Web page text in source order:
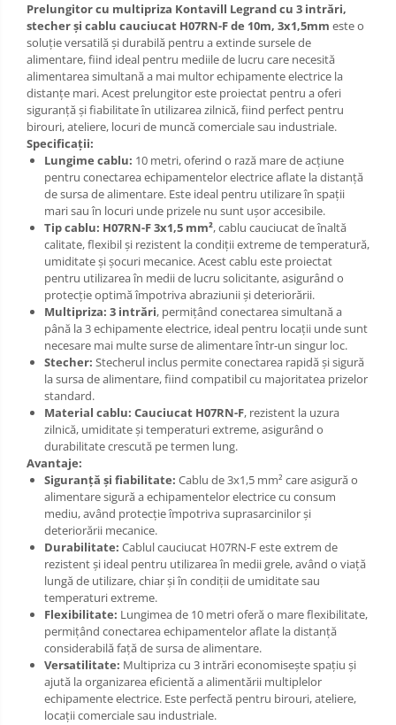
Prelungitor cu multipriza Kontavill Legrand cu 3 intrări,
stecher și cablu cauciucat H07RN-F de 10m, 3x1,5mm este o
soluție versatilă și durabilă pentru a extinde sursele de
alimentare, fiind ideal pentru mediile de lucru care necesită
alimentarea simultană a mai multor echipamente electrice la
distanțe mari. Acest prelungitor este proiectat pentru a oferi
siguranță și fiabilitate în utilizarea zilnică, fiind perfect pentru
birouri, ateliere, locuri de muncă comerciale sau industriale.
Specificații:
Lungime cablu: 10 metri, oferind o rază mare de acțiune
pentru conectarea echipamentelor electrice aflate la distanță
de sursa de alimentare. Este ideal pentru utilizare în spații
mari sau în locuri unde prizele nu sunt ușor accesibile.
Tip cablu: H07RN-F 3x1,5 mm², cablu cauciucat de înaltă
calitate, flexibil și rezistent la condiții extreme de temperatură,
umiditate și șocuri mecanice. Acest cablu este proiectat
pentru utilizarea în medii de lucru solicitante, asigurând o
protecție optimă împotriva abraziunii și deteriorării.
Multipriza: 3 intrări, permițând conectarea simultană a
până la 3 echipamente electrice, ideal pentru locații unde sunt
necesare mai multe surse de alimentare într-un singur loc.
Stecher: Stecherul inclus permite conectarea rapidă și sigură
la sursa de alimentare, fiind compatibil cu majoritatea prizelor
standard.
Material cablu: Cauciucat H07RN-F, rezistent la uzura
zilnică, umiditate și temperaturi extreme, asigurând o
durabilitate crescută pe termen lung.
Avantaje:
Siguranță și fiabilitate: Cablu de 3x1,5 mm² care asigură o
alimentare sigură a echipamentelor electrice cu consum
mediu, având protecție împotriva suprasarcinilor și
deteriorării mecanice.
Durabilitate: Cablul cauciucat H07RN-F este extrem de
rezistent și ideal pentru utilizarea în medii grele, având o viață
lungă de utilizare, chiar și în condiții de umiditate sau
temperaturi extreme.
Flexibilitate: Lungimea de 10 metri oferă o mare flexibilitate,
permițând conectarea echipamentelor aflate la distanță
considerabilă față de sursa de alimentare.
Versatilitate: Multipriza cu 3 intrări economisește spațiu și
ajută la organizarea eficientă a alimentării multiplelor
echipamente electrice. Este perfectă pentru birouri, ateliere,
locații comerciale sau industriale.